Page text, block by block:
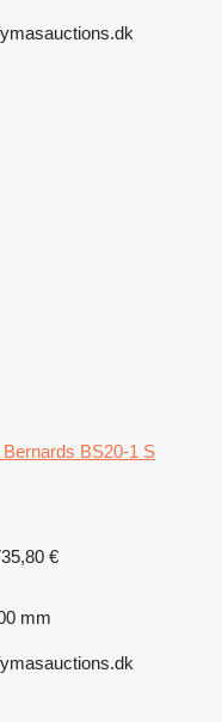
BS20-1 S
€
mm